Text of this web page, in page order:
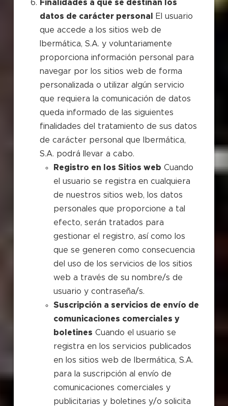
Finalidades a que se destinan los
datos de carácter personal
El usuario
que accede a los sitios web de
Ibermática, S.A. y voluntariamente
proporciona información personal para
navegar por los sitios web de forma
personalizada o utilizar algún servicio
que requiera la comunicación de datos
queda informado de las siguientes
finalidades del tratamiento de sus datos
de carácter personal que Ibermática,
S.A. podrá llevar a cabo.
Registro en los Sitios web Cuando
el usuario se registra en cualquiera
de nuestros sitios web, los datos
personales que proporcione a tal
efecto, serán tratados para
gestionar el registro, así como los
que se generen como consecuencia
del uso de los servicios de los sitios
web a través de su nombre/s de
usuario y contraseña/s.
Suscripción a servicios de envío de
comunicaciones comerciales y
boletines Cuando el usuario se
registra en los servicios publicados
en los sitios web de Ibermática, S.A.
para la suscripción al envío de
comunicaciones comerciales y
publicitarias y boletines y/o solicita